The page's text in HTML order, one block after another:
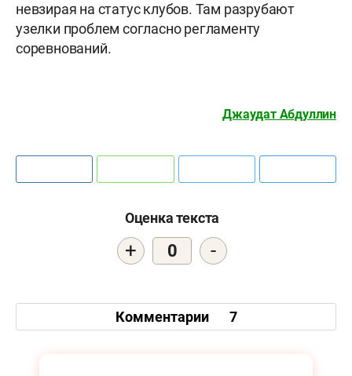
невзирая на статус клубов. Там разрубают
узелки проблем согласно регламенту
соревнований.
Джаудат Абдуллин
Оценка текста
+ 0 -
Комментарии 7